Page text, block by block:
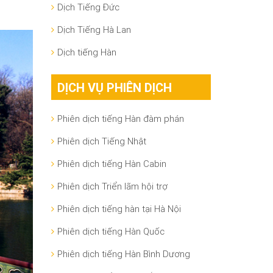
Dịch Tiếng Đức
Dịch Tiếng Hà Lan
Dịch tiếng Hàn
DỊCH VỤ PHIÊN DỊCH
Phiên dịch tiếng Hàn đàm phán
Phiên dịch Tiếng Nhật
Phiên dịch tiếng Hàn Cabin
Phiên dịch Triển lãm hội trợ
Phiên dịch tiếng hàn tại Hà Nội
Phiên dịch tiếng Hàn Quốc
Phiên dịch tiếng Hàn Bình Dương